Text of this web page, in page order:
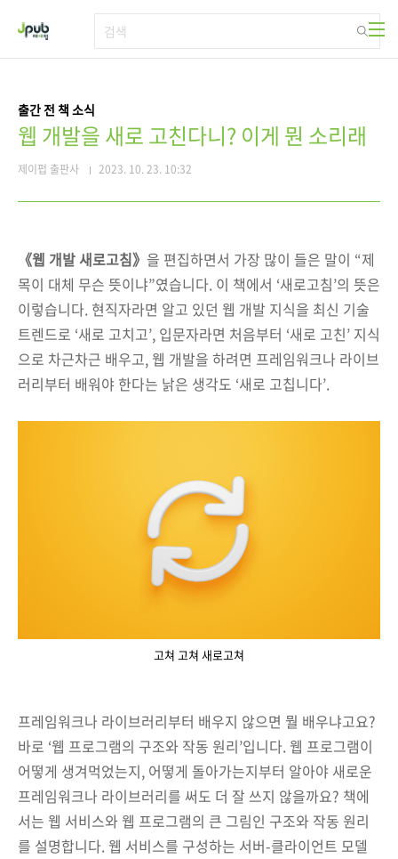
출간 전 책 소식
웹 개발을 새로 고친다니? 이게 뭔 소리래
제이펍 출판사 2023. 10. 23. 10:32
《웹 개발 새로고침》 을 편집하면서 가장 많이 들은 말이 “제
목이 대체 무슨 뜻이냐”였습니다. 이 책에서 ‘새로고침’의 뜻은
이렇습니다. 현직자라면 알고 있던 웹 개발 지식을 최신 기술
트렌드로 ‘새로 고치고’, 입문자라면 처음부터 ‘새로 고친’ 지식
으로 차근차근 배우고, 웹 개발을 하려면 프레임워크나 라이브
러리부터 배워야 한다는 낡은 생각도 ‘새로 고칩니다’.
고쳐 고쳐 새로고쳐
프레임워크나 라이브러리부터 배우지 않으면 뭘 배우냐고요?
바로 ‘웹 프로그램의 구조와 작동 원리’입니다. 웹 프로그램이
어떻게 생겨먹었는지, 어떻게 돌아가는지부터 알아야 새로운
프레임워크나 라이브러리를 써도 더 잘 쓰지 않을까요? 책에
서는 웹 서비스와 웹 프로그램의 큰 그림인 구조와 작동 원리
를 설명합니다. 웹 서비스를 구성하는 서버-클라이언트 모델